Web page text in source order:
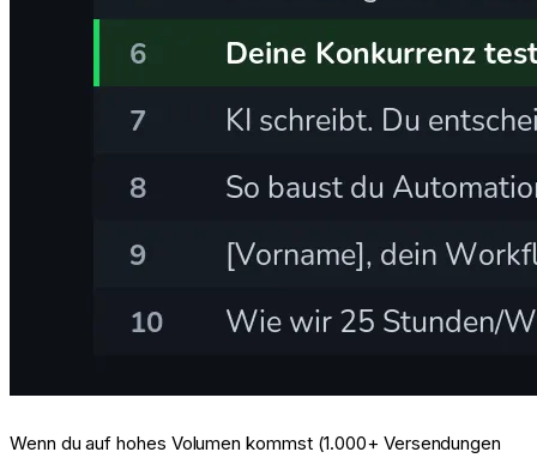
Wenn du auf hohes Volumen kommst (1.000+ Versendungen